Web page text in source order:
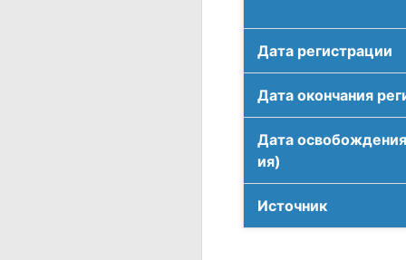
Дата регистрации
Дата окончания
Дата
ия)
Источник